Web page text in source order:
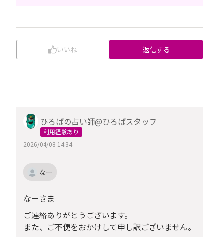
いいね 返信する
ひろばの占い師@ひろばスタッフ
利用経験あり
2026/04/08 14:34
なー
なーさま
ご連絡ありがとうございます。
また、ご不便をおかけして申し訳ございません。